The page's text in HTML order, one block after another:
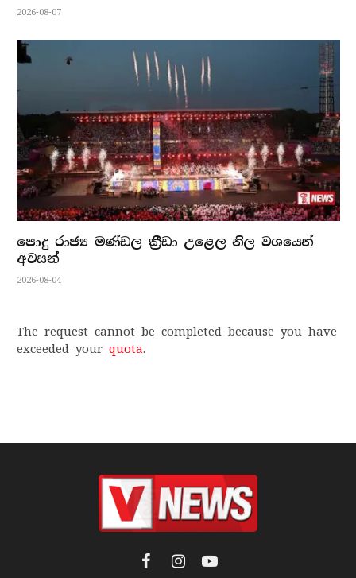
2026-08-07
පොදු රාජ්‍ය මණ්ඩල ක්‍රීඩා උළෙල නිල වශයෙන්
අවසන්
2026-08-04
The request cannot be completed because you have
exceeded your quota.
FacebookInstagramYouTube